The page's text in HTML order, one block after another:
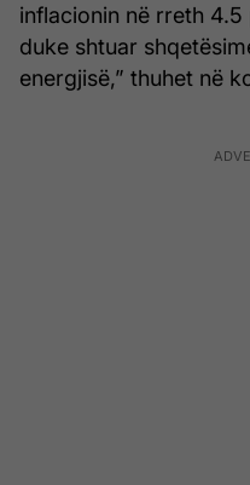
inflacionin në rreth
duke shtuar
energjisë,” thuhet në